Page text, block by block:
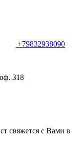
+79832938090
318
свяжется с Вами в